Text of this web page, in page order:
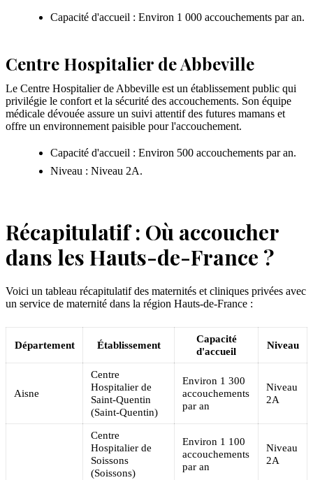
Capacité d'accueil : Environ 1 000 accouchements par an.
Centre Hospitalier de Abbeville
Le Centre Hospitalier de Abbeville est un établissement public qui
privilégie le confort et la sécurité des accouchements. Son équipe
médicale dévouée assure un suivi attentif des futures mamans et
offre un environnement paisible pour l'accouchement.
Capacité d'accueil : Environ 500 accouchements par an.
Niveau : Niveau 2A.
Récapitulatif : Où accoucher
dans les Hauts-de-France ?
Voici un tableau récapitulatif des maternités et cliniques privées avec
un service de maternité dans la région Hauts-de-France :
Département Établissement
Capacité
d'accueil
Niveau
Aisne
Centre
Hospitalier de
Saint-Quentin
(Saint-Quentin)
Environ 1 300
accouchements
par an
Niveau
2A
Centre
Hospitalier de
Soissons
(Soissons)
Environ 1 100
accouchements
par an
Niveau
2A